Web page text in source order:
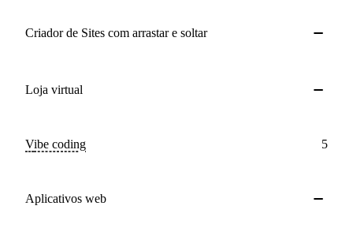
Criador de Sites com arrastar e soltar
Loja virtual
Vibe coding 5
Aplicativos web